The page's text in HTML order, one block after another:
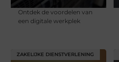
Ontdek de voordelen van
een digitale werkplek
ZAKELIJKE DIENSTVERLENING